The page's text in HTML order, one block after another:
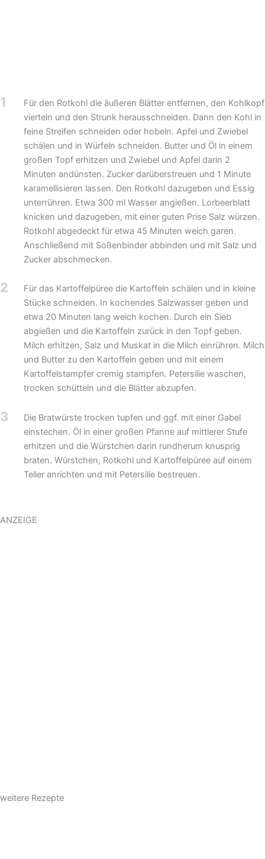
1
Für den Rotkohl die äußeren Blätter entfernen, den Kohlkopf
vierteln und den Strunk herausschneiden. Dann den Kohl in
feine Streifen schneiden oder hobeln. Apfel und Zwiebel
schälen und in Würfeln schneiden. Butter und Öl in einem
großen Topf erhitzen und Zwiebel und Apfel darin 2
Minuten andünsten. Zucker darüberstreuen und 1 Minute
karamellisieren lassen. Den Rotkohl dazugeben und Essig
unterrühren. Etwa 300 ml Wasser angießen. Lorbeerblatt
knicken und dazugeben, mit einer guten Prise Salz würzen.
Rotkohl abgedeckt für etwa 45 Minuten weich garen.
Anschließend mit Soßenbinder abbinden und mit Salz und
Zucker abschmecken.
2
Für das Kartoffelpüree die Kartoffeln schälen und in kleine
Stücke schneiden. In kochendes Salzwasser geben und
etwa 20 Minuten lang weich kochen. Durch ein Sieb
abgießen und die Kartoffeln zurück in den Topf geben.
Milch erhitzen, Salz und Muskat in die Milch einrühren. Milch
und Butter zu den Kartoffeln geben und mit einem
Kartoffelstampfer cremig stampfen. Petersilie waschen,
trocken schütteln und die Blätter abzupfen.
3
Die Bratwürste trocken tupfen und ggf. mit einer Gabel
einstechen. Öl in einer großen Pfanne auf mittlerer Stufe
erhitzen und die Würstchen darin rundherum knusprig
braten. Würstchen, Rotkohl und Kartoffelpüree auf einem
Teller anrichten und mit Petersilie bestreuen.
ANZEIGE
weitere Rezepte